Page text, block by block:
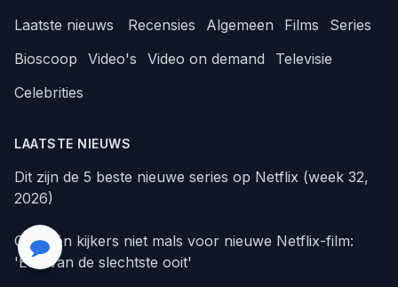
Laatste nieuws Recensies Algemeen Films
Series
Bioscoop
Video's Video on demand
Televisie
Celebrities
LAATSTE NIEUWS
Dit zijn de 5 beste nieuwe series op Netflix (week 32,
2026)
Critici én kijkers niet mals voor nieuwe Netflix-film:
'Een van de slechtste ooit'